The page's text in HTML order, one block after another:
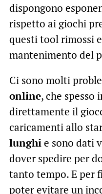
dispongono
rispetto ai giochi
questi tool rimossi
mantenimento del
Ci sono molti
online, che spesso
direttamente il
caricamenti allo
lunghie sono dati
dover spedire per
tanto tempo. E per
poter evitare un